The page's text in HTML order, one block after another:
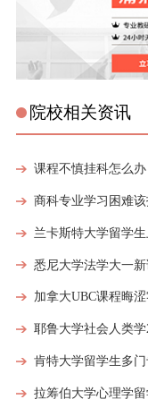
院校相关资讯
商科专业学习困难
兰卡斯特大学留学
悉尼大学法学大一
加拿大UBC课程晦
耶鲁大学社会人类